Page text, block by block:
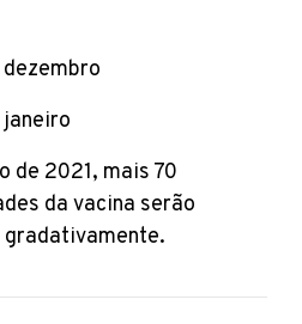
de 2021, mais 70
da vacina serão